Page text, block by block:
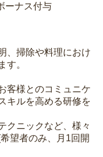
ーナス付与
、掃除や料理におけ
す。
客様とのコミュニケ
キルを高める研修を
クニックなど、様々
望者のみ、月1回開